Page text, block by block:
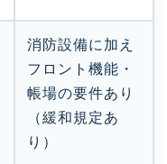
消防設備に加え
フロント機能・
帳場の要件あり
（緩和規定あ
り）